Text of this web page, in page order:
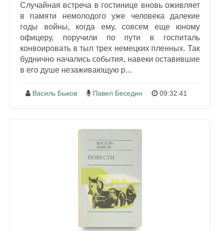
Случайная встреча в гостинице вновь оживляет
в памяти немолодого уже человека далекие
годы войны, когда ему, совсем еще юному
офицеру, поручили по пути в госпиталь
конвоировать в тыл трех немецких пленных. Так
буднично начались события, навеки оставившие
в его душе незаживающую р...
Василь Быков Павел Беседин 09:32:41